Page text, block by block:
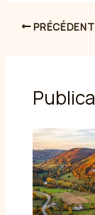
PRÉCÉDENT